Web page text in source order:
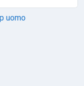
uomo